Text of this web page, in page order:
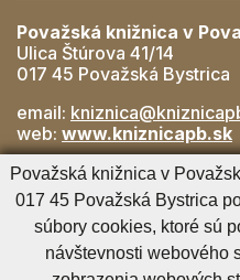
Považská knižnica v
Ulica Štúrova 41/14
017 45 Považská Bystrica
email:
web: www.kniznicapb.sk
Pobočky
Rozkvet- 042/432 56 59,
SNP- 0901 918 843,
Považská knižnica v
017 45 Považská Bystrica
súbory cookies, ktoré sú
návštevnosti webového